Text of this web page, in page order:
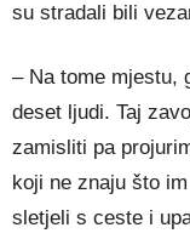
su stradali bili
– Na tome mjestu,
deset ljudi. Taj
zamisliti pa
koji ne znaju što
sletjeli s ceste i